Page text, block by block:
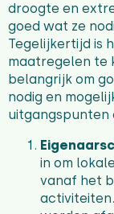
droogte en
goed wat ze
Tegelijkertijd is
maatregelen te
belangrijk om
nodig en
uitgangspunten
in om
vanaf het